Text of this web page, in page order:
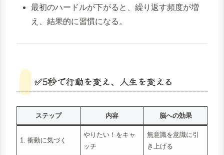
最初のハードルが下がると、繰り返す頻度が増
え、結果的に習慣になる。
✅5秒で行動を変え、人生を変える
ステップ 内容 脳への効果
1. 衝動に気づく
やりたい！をキャ
ッチ
無意識を意識に引
き上げる